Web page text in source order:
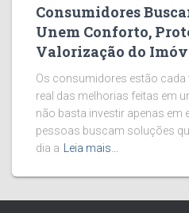
Consumidores
Unem Conforto,
Valorização do
Os consumidores estão
real das melhorias feitas em
não basta investir apenas em
pessoas buscam soluções
dia a
Leia mais…